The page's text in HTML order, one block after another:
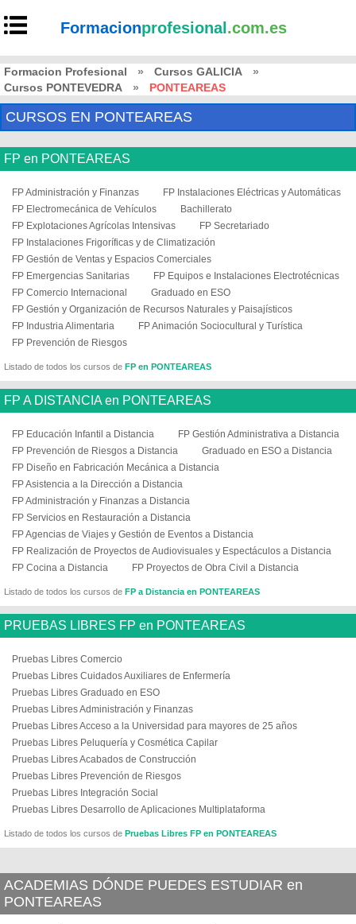
Formacionprofesional .com.es
Formacion Profesional » Cursos GALICIA
»
Cursos PONTEVEDRA
» PONTEAREAS
CURSOS EN PONTEAREAS
FP en PONTEAREAS
FP Administración y Finanzas
FP Instalaciones Eléctricas y Automáticas
FP Electromecánica de Vehículos
Bachillerato
FP Explotaciones Agrícolas Intensivas
FP Secretariado
FP Instalaciones Frigoríficas y de Climatización
FP Gestión de Ventas y Espacios Comerciales
FP Emergencias Sanitarias
FP Equipos e Instalaciones Electrotécnicas
FP Comercio Internacional
Graduado en ESO
FP Gestión y Organización de Recursos Naturales y Paisajísticos
FP Industria Alimentaria
FP Animación Sociocultural y Turística
FP Prevención de Riesgos
Listado de todos los cursos de FP en PONTEAREAS
FP A DISTANCIA en PONTEAREAS
FP Educación Infantil a Distancia
FP Gestión Administrativa a Distancia
FP Prevención de Riesgos a Distancia
Graduado en ESO a Distancia
FP Diseño en Fabricación Mecánica a Distancia
FP Asistencia a la Dirección a Distancia
FP Administración y Finanzas a Distancia
FP Servicios en Restauración a Distancia
FP Agencias de Viajes y Gestión de Eventos a Distancia
FP Realización de Proyectos de Audiovisuales y Espectáculos a Distancia
FP Cocina a Distancia
FP Proyectos de Obra Civil a Distancia
Listado de todos los cursos de FP a Distancia en PONTEAREAS
PRUEBAS LIBRES FP en PONTEAREAS
Pruebas Libres Comercio
Pruebas Libres Cuidados Auxiliares de Enfermería
Pruebas Libres Graduado en ESO
Pruebas Libres Administración y Finanzas
Pruebas Libres Acceso a la Universidad para mayores de 25 años
Pruebas Libres Peluquería y Cosmética Capilar
Pruebas Libres Acabados de Construcción
Pruebas Libres Prevención de Riesgos
Pruebas Libres Integración Social
Pruebas Libres Desarrollo de Aplicaciones Multiplataforma
Listado de todos los cursos de Pruebas Libres FP en PONTEAREAS
ACADEMIAS DÓNDE PUEDES ESTUDIAR en
PONTEAREAS